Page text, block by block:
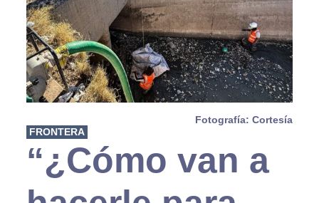
Fotografía: Cortesía
FRONTERA
“¿Cómo van a